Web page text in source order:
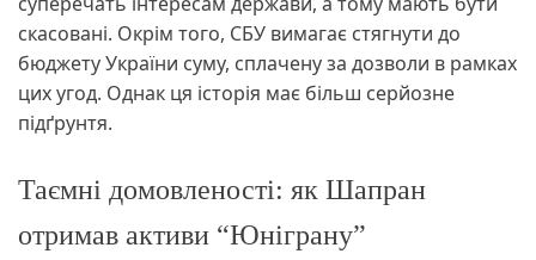
скасовані. Окрім того, СБУ вимагає стягнути до
бюджету України суму, сплачену за дозволи в рамках
цих угод. Однак ця історія має більш серйозне
підґрунтя.
Таємні домовленості: як Шапран
отримав активи “Юніграну”